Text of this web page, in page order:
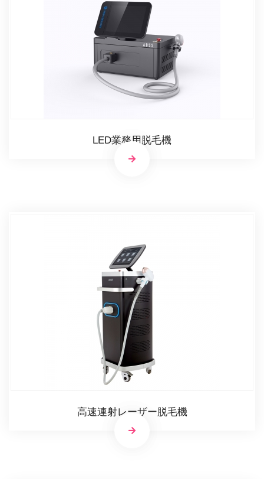
LED業務用脱毛機
高速連射レーザー脱毛機